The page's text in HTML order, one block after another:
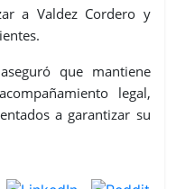
a Valdez Cordero y
que mantiene
legal,
a garantizar su